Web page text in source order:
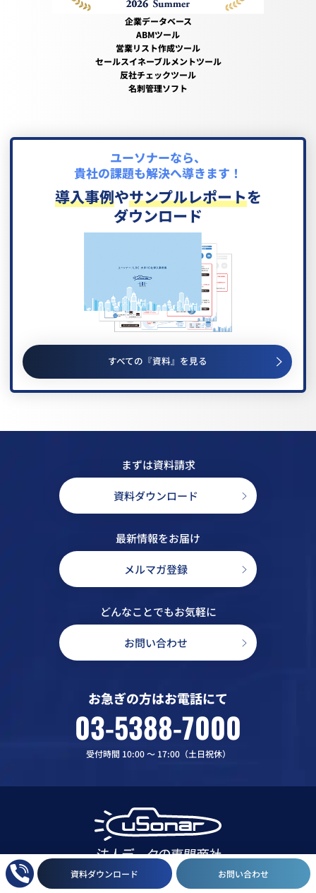
企業データベース
ABMツール
営業リスト作成ツール
セールスイネーブルメントツール
反社チェックツール
名刺管理ソフト
ユーソナーなら、
貴社の課題も解決へ導きます！
導入事例やサンプルレポートを
ダウンロード
すべての『資料』を見る
まずは資料請求
資料ダウンロード
最新情報をお届け
メルマガ登録
どんなことでもお気軽に
お問い合わせ
お急ぎの方はお電話にて
03-5388-7000
受付時間 10:00 〜 17:00（土日祝休）
English
資料ダウンロード お問い合わせ